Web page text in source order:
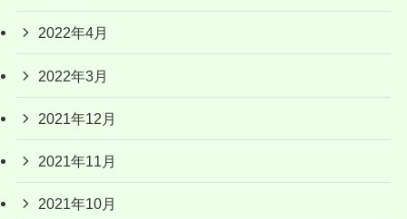
2022年4月
2022年3月
2021年12月
2021年11月
2021年10月